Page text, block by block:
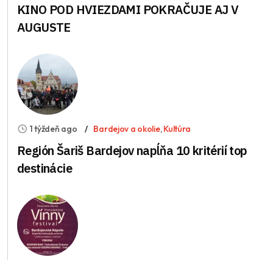
KINO POD HVIEZDAMI POKRAČUJE AJ V
AUGUSTE
1 týždeň ago Bardejov a okolie,Kultúra
Región Šariš Bardejov napĺňa 10 kritérií top
destinácie